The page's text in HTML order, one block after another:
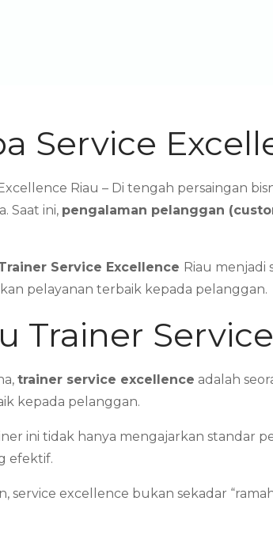
Service
Riau – Di tengah persaingan
Saat ini, pengalaman pelanggan
Service Excellence Riau menjadi
pelayanan terbaik kepada pelanggan.
Trainer
trainer service excellence adalah
kepada pelanggan.
ini tidak hanya mengajarkan standar
efektif.
service excellence bukan sekadar